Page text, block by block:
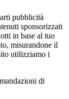
pubblicità
sponsorizzati
in base al tuo
misurandone il
utilizziamo i
di